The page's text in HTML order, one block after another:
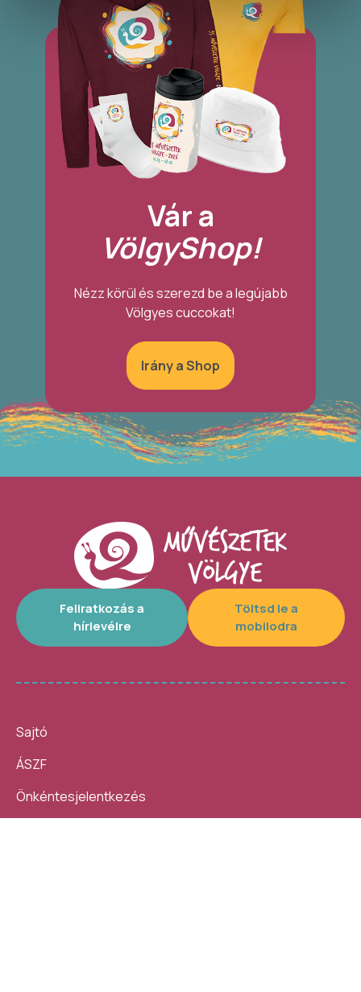
Vár a
VölgyShop!
Nézz körül és szerezd be a legújabb
Völgyes cuccokat!
Irány a Shop
Feliratkozás a
hírlevélre
Töltsd le a
mobilodra
Sajtó
ÁSZF
Önkéntesjelentkezés